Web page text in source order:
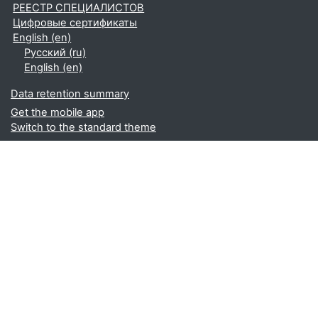
РЕЕСТР СПЕЦИАЛИСТОВ
Цифровые сертификаты
English ‎(en)‎
Русский ‎(ru)‎
English ‎(en)‎
Data retention summary
Get the mobile app
Switch to the standard theme